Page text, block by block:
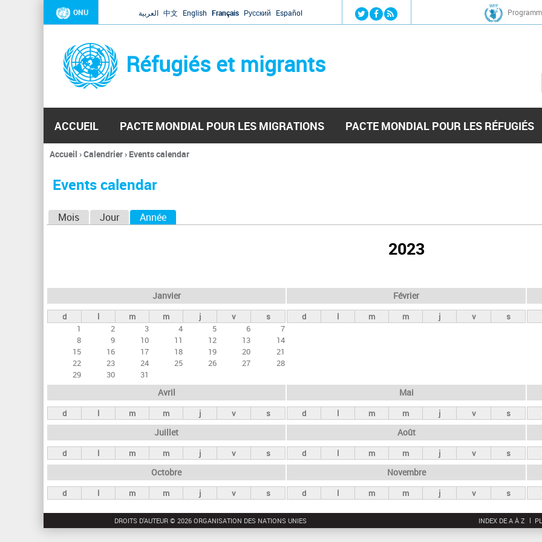
Jump to navigation
ONU العربية 中文 English Français Русский Español
Réfugiés et migrants
ACCUEIL PACTE MONDIAL POUR LES MIGRATIONS PACTE MONDIAL POUR LES RÉFUGIÉS
Vous
ici
Accueil ›Calendrier› Events calendar
Events calendar
e
t
s
n
c
i
p
a
x
Mois Jour Année
2023
Janvier
d l m m j v
s
1
2 3 4 5 6
7
8
9 10 11 12 13
14
15
16 17 18 19 20
21
22
23 24 25 26 27
28
29
30 31
Février
d l m m j v s
Avril
d l m m j v s
Mai
d l m m j v s
Juillet
d l m m j v s
Août
d l m m j v s
Octobre
d l m m j v s
Novembre
d l m m j v s
DROITS D'AUTEUR © 2026 ORGANISATION DES NATIONS UNIES INDEX DE A À Z